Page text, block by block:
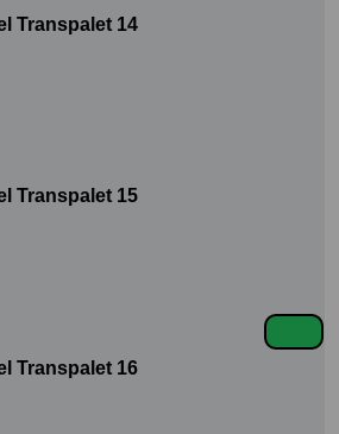
Manuel Transpalet 14
Manuel Transpalet 15
Manuel Transpalet 16